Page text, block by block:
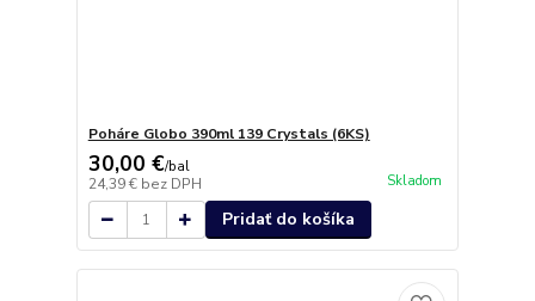
Poháre Globo 390ml 139 Crystals (6KS)
30,00 €/bal
24,39 € bez DPH Skladom
Pridať do košíka